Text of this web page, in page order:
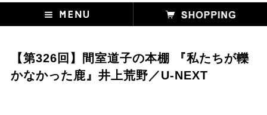
【第326回】間室道子の本棚 『私たちが轢
かなかった鹿』井上荒野／U-NEXT